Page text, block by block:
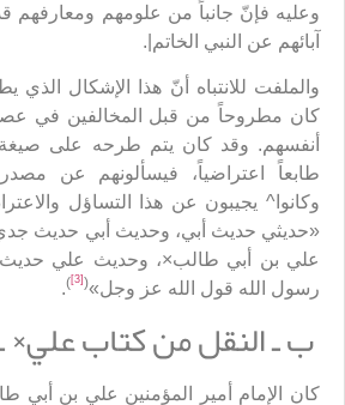
وعليه فإنّ جانباً من علومهم ومعارفهم
آبائهم عن النبي الخاتم|.
والملفت للانتباه أنّ هذا الإشكال
كان مطروحاً من قبل المخالفين في
أنفسهم. وقد كان يتم طرحه على صيغة
طابعاً اعتراضياً، فيسألونهم عن مصدر
وكانوا^ يجيبون عن هذا التساؤل
«حديثي حديث أبي، وحديث أبي حديث
علي بن أبي طالب×، وحديث علي
رسول الله قول الله عز وجل»(
[3]
)
.
ب ـ النقل من كتاب علي×
كان الإمام أمير المؤمنين علي بن أبي